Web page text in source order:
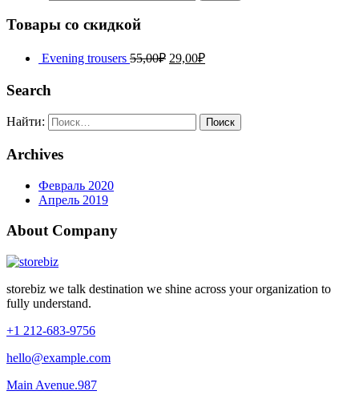
Товары со скидкой
Evening trousers 55,00₽ 29,00₽
Search
Найти:
Archives
Февраль 2020
Апрель 2019
About Company
storebiz we talk destination we shine across your organization to
fully understand.
+1 212-683-9756
hello@example.com
Main Avenue.987